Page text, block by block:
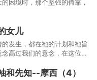
困境时，那个坚强的倚靠，
女儿
发生，都在祂的计划和祂旨
高过我们的意念，在这位全
和先知--摩西（4）